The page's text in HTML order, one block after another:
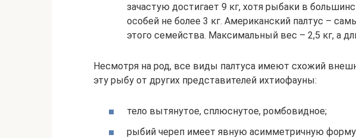
зачастую достигает 9 кг, хотя рыбаки в
особей не более 3 кг. Американский палтус –
этого семейства. Максимальный вес – 2,5 кг, а
Несмотря на род, все виды палтуса имеют схожий
эту рыбу от других представителей ихтиофауны:
тело вытянутое, сплюснутое, ромбовидное;
рыбий череп имеет явную асимметричную